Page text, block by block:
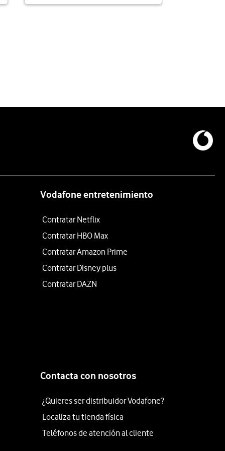
Vodafone entretenimiento
Contratar Netflix
Contratar HBO Max
Contratar Amazon Prime
Contratar Disney plus
Contratar DAZN
Contacta con nosotros
¿Quieres ser distribuidor Vodafone?
Localiza tu tienda física
Teléfonos de atención al cliente